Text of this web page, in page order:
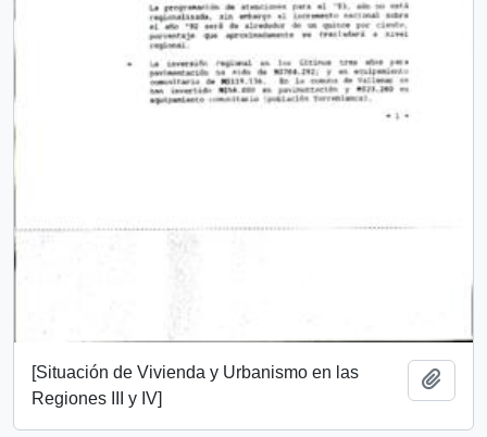
[Situación de Vivienda y Urbanismo en las
Regiones III y IV]